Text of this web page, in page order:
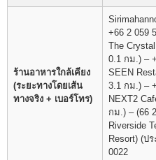
ร้านอาหารใกล้เคียง
(ระยะทางโดยเส้น
ทางจริง + เบอร์โทร)
+66 2 059
The
0.1 กม.) –
SEEN
3.1 กม.) –
NEXT2
กม.) – (66
Riverside
Resort) (ป
0022